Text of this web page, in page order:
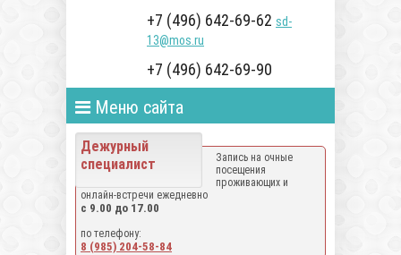
+7 (496) 642-69-62 sd-
13@mos.ru
+7 (496) 642-69-90
Меню сайта
Дежурный
специалист
Запись на очные
посещения
проживающих и
онлайн-встречи ежедневно
с 9.00 до 17.00
по телефону:
8 (985) 204-58-84